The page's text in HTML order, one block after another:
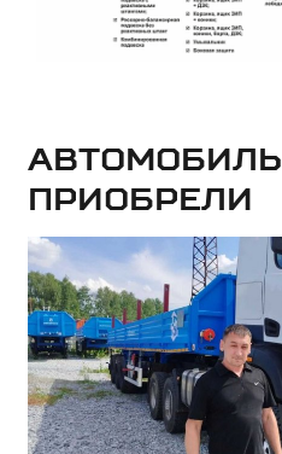
Автомобиль
приобрели